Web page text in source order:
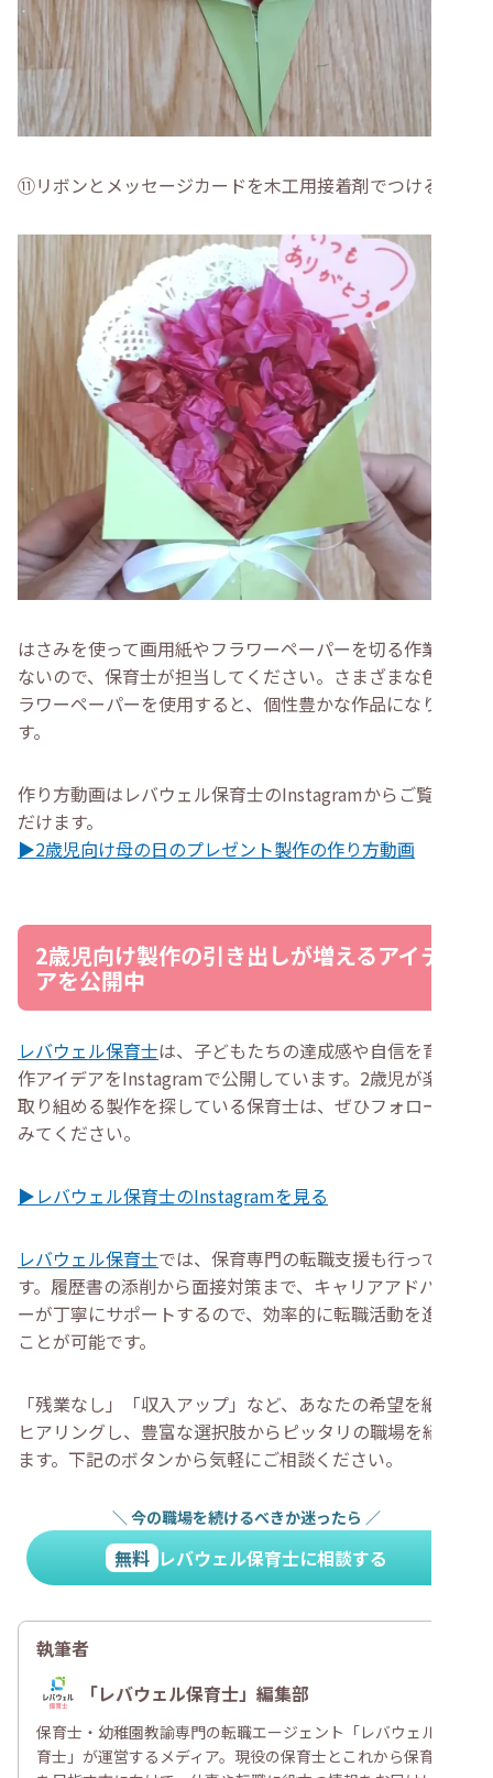
⑪リボンとメッセージカードを木工用接着剤でつける
はさみを使って画用紙やフラワーペーパーを切る作業は危
ないので、保育士が担当してください。さまざまな色のフ
ラワーペーパーを使用すると、個性豊かな作品になりま
す。
作り方動画はレバウェル保育士のInstagramからご覧いた
だけます。
▶2歳児向け母の日のプレゼント製作の作り方動画
2歳児向け製作の引き出しが増えるアイデ
アを公開中
レバウェル保育士は、子どもたちの達成感や自信を育む製
作アイデアをInstagramで公開しています。2歳児が楽しく
取り組める製作を探している保育士は、ぜひフォローして
みてください。
▶レバウェル保育士のInstagramを見る
レバウェル保育士では、保育専門の転職支援も行っていま
す。履歴書の添削から面接対策まで、キャリアアドバイザ
ーが丁寧にサポートするので、効率的に転職活動を進める
ことが可能です。
「残業なし」「収入アップ」など、あなたの希望を細かく
ヒアリングし、豊富な選択肢からピッタリの職場を紹介し
ます。下記のボタンから気軽にご相談ください。
＼ 今の職場を続けるべきか迷ったら ／
無料 レバウェル保育士に相談する
執筆者
「レバウェル保育士」編集部
保育士・幼稚園教諭専門の転職エージェント「レバウェル保
育士」が運営するメディア。現役の保育士とこれから保育士